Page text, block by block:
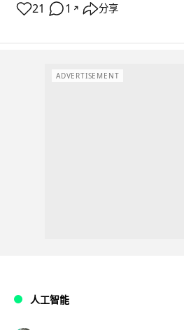
21 1 ↗ 分享
ADVERTISEMENT
人工智能